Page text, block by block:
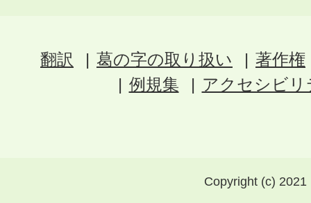
翻訳 葛の字の取り扱い
著作権
例規集
アクセシビ
Copyright (c)